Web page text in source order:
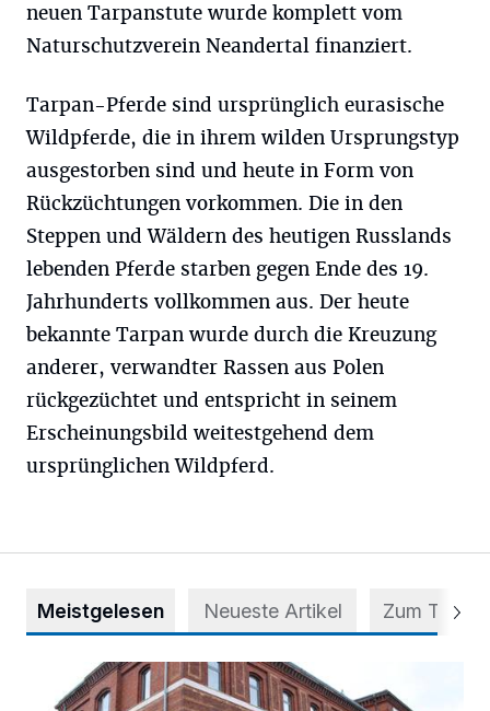
neuen Tarpanstute wurde komplett vom
Naturschutzverein Neandertal finanziert.
Tarpan-Pferde sind ursprünglich eurasische
Wildpferde, die in ihrem wilden Ursprungstyp
ausgestorben sind und heute in Form von
Rückzüchtungen vorkommen. Die in den
Steppen und Wäldern des heutigen Russlands
lebenden Pferde starben gegen Ende des 19.
Jahrhunderts vollkommen aus. Der heute
bekannte Tarpan wurde durch die Kreuzung
anderer, verwandter Rassen aus Polen
rückgezüchtet und entspricht in seinem
Erscheinungsbild weitestgehend dem
ursprünglichen Wildpferd.
Meistgelesen Neueste Artikel Zum Thema
Abstimmung für Heimatpreis noch möglich